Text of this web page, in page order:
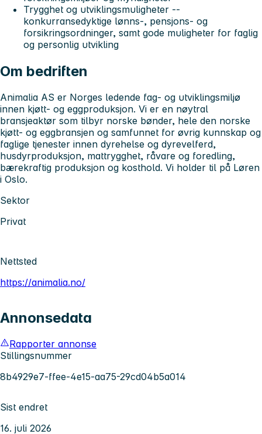
Trygghet og utviklingsmuligheter --
konkurransedyktige lønns-, pensjons- og
forsikringsordninger, samt gode muligheter for faglig
og personlig utvikling
Om bedriften
Animalia AS er Norges ledende fag- og utviklingsmiljø
innen kjøtt- og eggproduksjon. Vi er en nøytral
bransjeaktør som tilbyr norske bønder, hele den norske
kjøtt- og eggbransjen og samfunnet for øvrig kunnskap og
faglige tjenester innen dyrehelse og dyrevelferd,
husdyrproduksjon, mattrygghet, råvare og foredling,
bærekraftig produksjon og kosthold. Vi holder til på Løren
i Oslo.
Sektor
Privat
Nettsted
https://animalia.no/
Annonsedata
Rapporter annonse
Stillingsnummer
8b4929e7-ffee-4e15-aa75-29cd04b5a014
Sist endret
16. juli 2026